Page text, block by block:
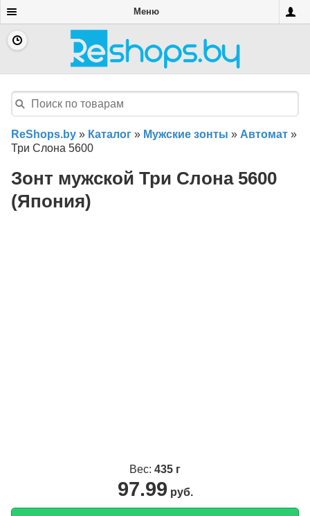
Меню
ReShops.by » Каталог » Мужские зонты » Автомат »
Три Слона 5600
Зонт мужской Три Слона 5600
(Япония)
Вес: 435 г
97.99 руб.